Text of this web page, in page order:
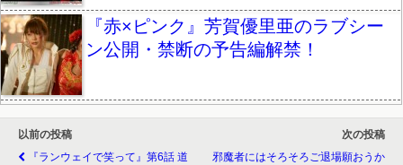
『赤×ピンク』芳賀優里亜のラブシー
ン公開・禁断の予告編解禁！
以前の投稿
『ランウェイで笑って』第6話 道
次の投稿
邪魔者にはそろそろご退場願おうか